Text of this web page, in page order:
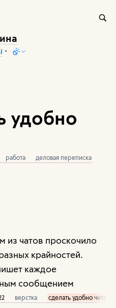
·
удобно
работа деловая переписка
из чатов проскочило
крайностей.
каждое
сообщением
верстка сделать удобно